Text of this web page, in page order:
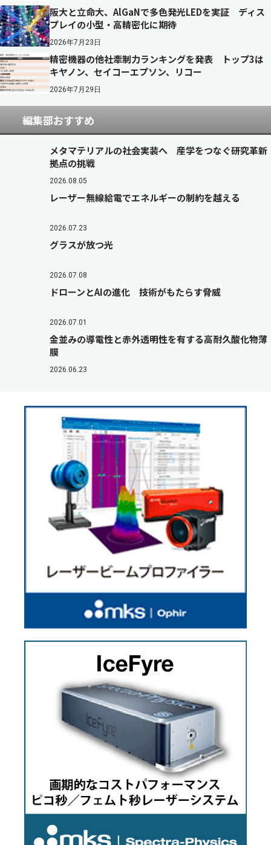
阪大と立命大、AlGaNで多色発光LEDを実証 ディス
プレイの小型・高精密化に期待
2026年7月23日
精密機器の他社牽制力ランキングを発表 トップ3は
キヤノン、セイコーエプソン、リコー
2026年7月29日
編集部おすすめ
メタマテリアルの社会実装へ 産学をつなぐ研究革新
拠点の挑戦
2026.08.05
レーザー無線給電でエネルギーの制約を越える
2026.07.23
グラスが放つ光
2026.07.08
ドローンとAIの進化 技術がもたらす脅威
2026.07.01
金並みの導電性と赤外透明性を有する高耐久酸化物薄
膜
2026.06.23